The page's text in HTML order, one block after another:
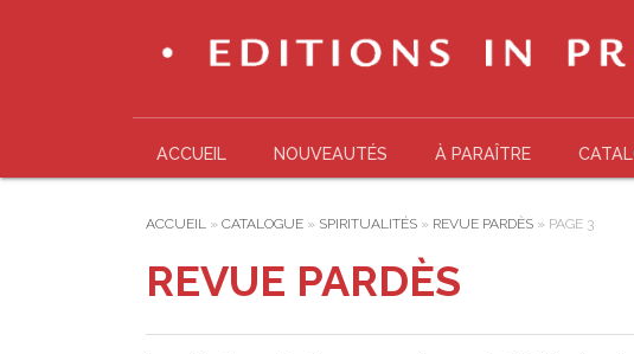
ACCUEIL NOUVEAUTÉS À PARAÎTRE
ACCUEIL »CATALOGUE » SPIRITUALITÉS » REVUE PARDÈS » PAGE 3
REVUE PARDÈS